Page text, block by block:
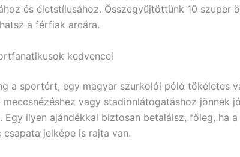
és életstílusához. Összegyűjtöttünk 10 szuper
a férfiak arcára.
kedvencei
a sportért, egy magyar szurkolói póló tökéletes
meccsnézéshez vagy stadionlátogatáshoz jönnek
Egy ilyen ajándékkal biztosan betalálsz, főleg, ha
jelképe is rajta van.